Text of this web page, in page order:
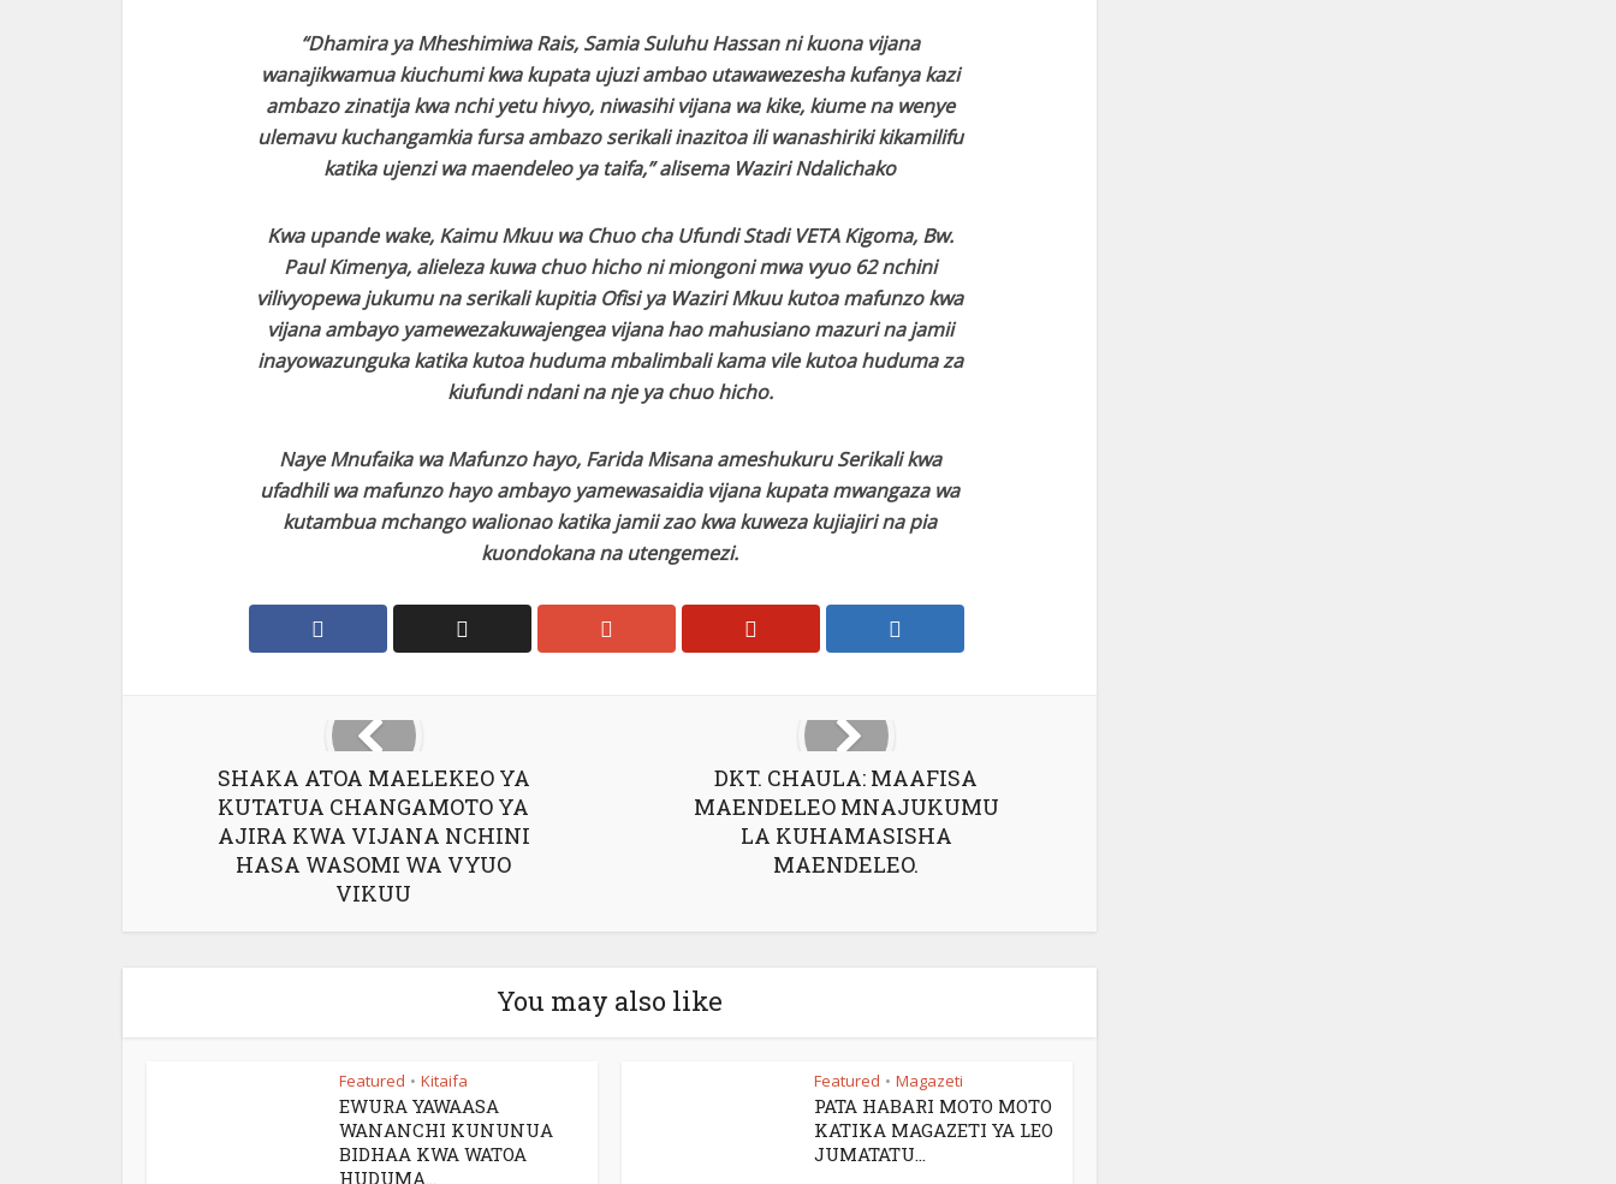
“Dhamira ya Mheshimiwa Rais, Samia Suluhu Hassan ni kuona vijana
wanajikwamua kiuchumi kwa kupata ujuzi ambao utawawezesha kufanya kazi
ambazo zinatija kwa nchi yetu hivyo, niwasihi vijana wa kike, kiume na wenye
ulemavu kuchangamkia fursa ambazo serikali inazitoa ili wanashiriki kikamilifu
katika ujenzi wa maendeleo ya taifa,” alisema Waziri Ndalichako
Kwa upande wake, Kaimu Mkuu wa Chuo cha Ufundi Stadi VETA Kigoma, Bw.
Paul Kimenya, alieleza kuwa chuo hicho ni miongoni mwa vyuo 62 nchini
vilivyopewa jukumu na serikali kupitia Ofisi ya Waziri Mkuu kutoa mafunzo kwa
vijana ambayo yamewezakuwajengea vijana hao mahusiano mazuri na jamii
inayowazunguka katika kutoa huduma mbalimbali kama vile kutoa huduma za
kiufundi ndani na nje ya chuo hicho.
Naye Mnufaika wa Mafunzo hayo, Farida Misana ameshukuru Serikali kwa
ufadhili wa mafunzo hayo ambayo yamewasaidia vijana kupata mwangaza wa
kutambua mchango walionao katika jamii zao kwa kuweza kujiajiri na pia
kuondokana na utengemezi.
SHAKA ATOA MAELEKEO YA
KUTATUA CHANGAMOTO YA
AJIRA KWA VIJANA NCHINI
HASA WASOMI WA VYUO
VIKUU
DKT. CHAULA: MAAFISA
MAENDELEO MNAJUKUMU
LA KUHAMASISHA
MAENDELEO.
You may also like
Featured • Kitaifa
EWURA YAWAASA
WANANCHI KUNUNUA
BIDHAA KWA WATOA
HUDUMA...
Featured • Magazeti
PATA HABARI MOTO MOTO
KATIKA MAGAZETI YA LEO
JUMATATU...